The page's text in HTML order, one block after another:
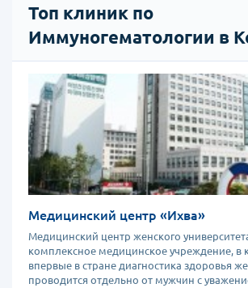
Топ клиник по
Иммуногематологии в
Медицинский центр «Ихва»
Медицинский центр женского
комплексное медицинское учреждение, в
впервые в стране диагностика здоровья
проводится отдельно от мужчин с